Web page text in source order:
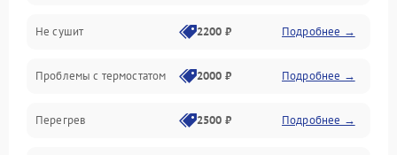
Оптика
Программное обеспечение
Датчики
Не сушит 2200 ₽ Подробнее →
Проблемы с термостатом 2000 ₽ Подробнее →
Перегрев 2500 ₽ Подробнее →